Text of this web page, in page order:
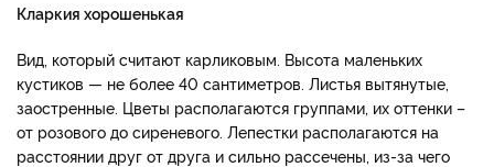
Кларкия хорошенькая
Вид, который считают карликовым. Высота маленьких
кустиков — не более 40 сантиметров. Листья вытянутые,
заостренные. Цветы располагаются группами, их оттенки –
от розового до сиреневого. Лепестки располагаются на
расстоянии друг от друга и сильно рассечены, из-за чего